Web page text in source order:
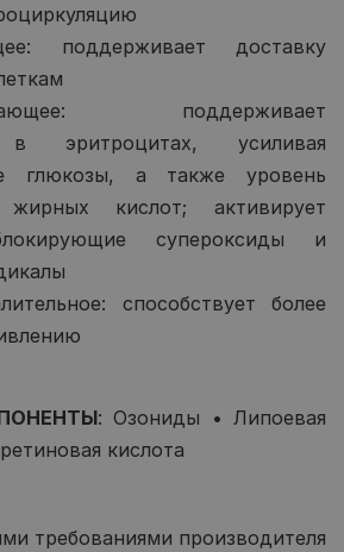
поддерживает доставку
поддерживает
в эритроцитах, усиливая
глюкозы, а также уровень
жирных кислот; активирует
супероксиды и
способствует более
: Озониды • Липоевая
кислота
требованиями производителя